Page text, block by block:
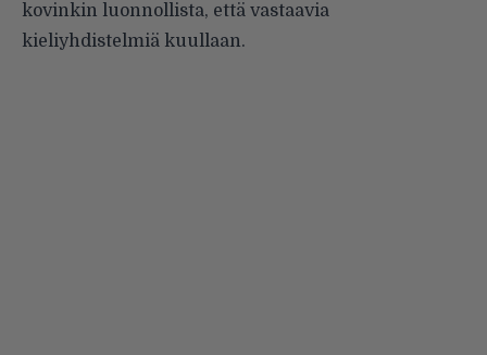
kovinkin luonnollista, että vastaavia
kieliyhdistelmiä kuullaan.